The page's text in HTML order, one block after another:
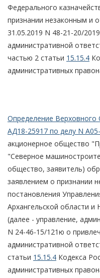
Федерального
признании незаконным и
31.05.2019 N 48-21-20/
административной
частью 2 статьи 15.15.4
административных
Определение Верховного
АД18-25917 по делу N
акционерное общество
"Северное
общество, заявитель)
заявлением о признании
постановления
Архангельской области
(далее - управление,
N 24-46-15/121ю о
административной
статьи 15.15.4 Кодекса
административных